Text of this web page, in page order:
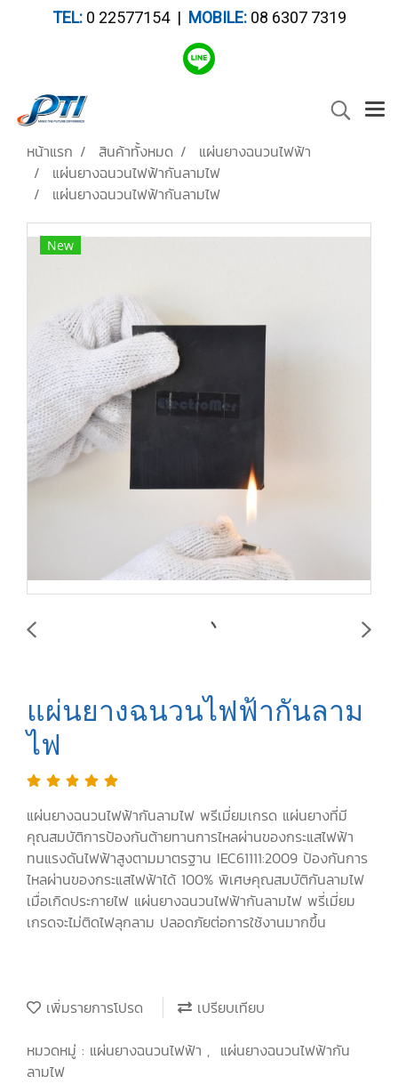
TEL:0 22577154 | MOBILE: 08 6307 7319
หน้าแรก สินค้าทั้งหมด
แผ่นยางฉนวนไฟฟ้า
แผ่นยางฉนวนไฟฟ้ากันลามไฟ
แผ่นยางฉนวนไฟฟ้ากันลามไฟ
New
แผ่นยางฉนวนไฟฟ้ากันลาม
ไฟ
แผ่นยางฉนวนไฟฟ้ากันลามไฟ พรีเมี่ยมเกรด แผ่นยางที่มี
คุณสมบัติการป้องกันต้ายทานการไหลผ่านของกระแสไฟฟ้า
ทนแรงดันไฟฟ้าสูงตามมาตรฐาน IEC61111:2009 ป้องกันการ
ไหลผ่านของกระแสไฟฟ้าได้ 100% พิเศษคุณสมบัติกันลามไฟ
เมื่อเกิดประกายไฟ แผ่นยางฉนวนไฟฟ้ากันลามไฟ พรี่เมี่ยม
เกรดจะไม่ติดไฟลุกลาม ปลอดภัยต่อการใช้งานมากขึ้น
เพิ่มรายการโปรด
เปรียบเทียบ
หมวดหมู่ : แผ่นยางฉนวนไฟฟ้า , แผ่นยางฉนวนไฟฟ้ากัน
ลามไฟ